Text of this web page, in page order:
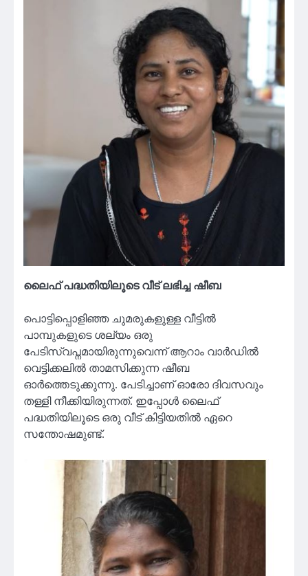
ലൈഫ് പദ്ധതിയിലൂടെ വീട് ലഭിച്ച ഷീബ
പൊട്ടിപ്പൊളിഞ്ഞ ചുമരുകളുള്ള വീട്ടിൽ
പാമ്പുകളുടെ ശല്യം ഒരു
പേടിസ്വപ്നമായിരുന്നുവെന്ന് ആറാം വാർഡിൽ
വെട്ടിക്കലിൽ താമസിക്കുന്ന ഷീബ
ഓർത്തെടുക്കുന്നു. പേടിച്ചാണ് ഓരോ ദിവസവും
തള്ളി നീക്കിയിരുന്നത്. ഇപ്പോൾ ലൈഫ്
പദ്ധതിയിലൂടെ ഒരു വീട് കിട്ടിയതിൽ ഏറെ
സന്തോഷമുണ്ട്.